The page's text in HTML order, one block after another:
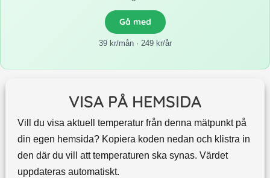
Gå med
39 kr/mån · 249 kr/år
VISA PÅ HEMSIDA
Vill du visa aktuell temperatur från denna mätpunkt på
din egen hemsida? Kopiera koden nedan och klistra in
den där du vill att temperaturen ska synas. Värdet
uppdateras automatiskt.